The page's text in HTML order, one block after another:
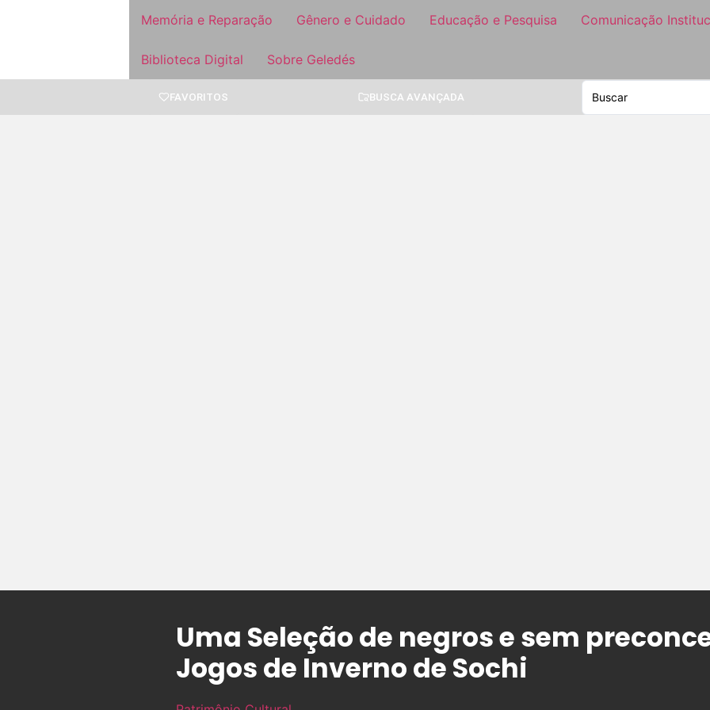
Memória e Reparação Gênero e Cuidado Educação e Pesquisa Comunicação
Biblioteca Digital Sobre Geledés
FAVORITOS BUSCA AVANÇADA
Uma Seleção de negros e sem
Jogos de Inverno de Sochi